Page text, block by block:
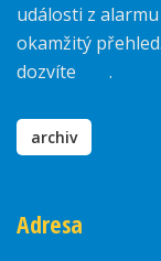
události z
okamžitý
dozvíte
.
archiv
Adresa